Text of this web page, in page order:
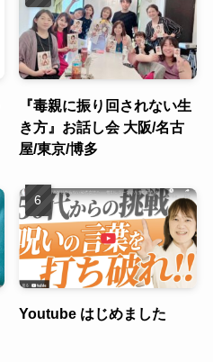
『毒親に振り回されない生
き方』お話し会 大阪/名古
屋/東京/博多
Youtube はじめました